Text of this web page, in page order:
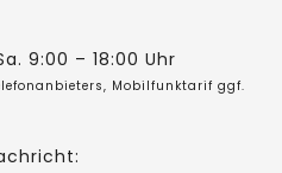
9:00 – 18:00 Uhr
Mobilfunktarif ggf.